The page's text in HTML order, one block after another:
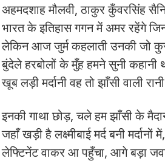
अहमदशाह मौलवी, ठाकुर कुँवरसिंह
भारत के इतिहास गगन में अमर रहेंगे
लेकिन आज जुर्म कहलाती उनकी जो
बुंदेले हरबोलों के मुँह हमने सुनी कहानी
खूब लड़ी मर्दानी वह तो झाँसी वाली
इनकी गाथा छोड़, चले हम झाँसी के
जहाँ खड़ी है लक्ष्मीबाई मर्द बनी मर्दानों में,
लेफ्टिनेंट वाकर आ पहुँचा, आगे बड़ा